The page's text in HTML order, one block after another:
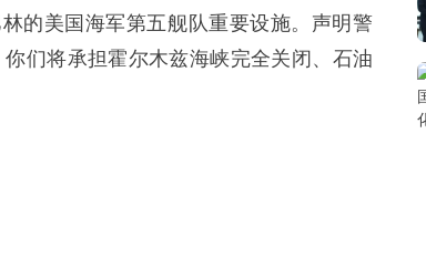
的美国海军第五舰队重要设施。声明警
们将承担霍尔木兹海峡完全关闭、石油